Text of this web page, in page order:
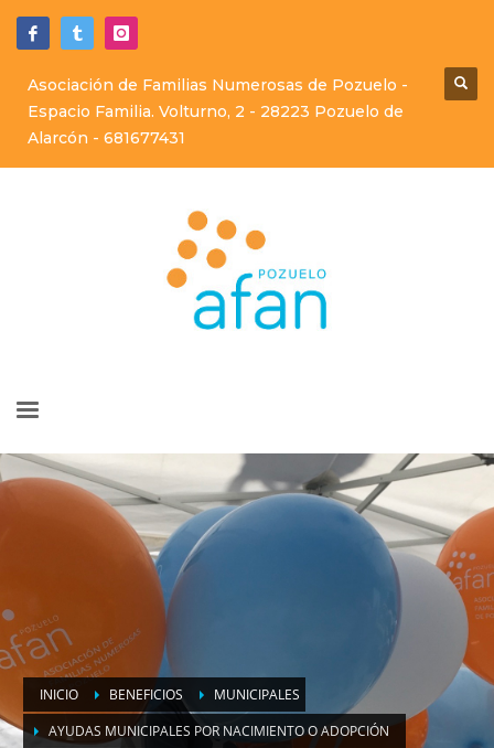
Asociación de Familias Numerosas de Pozuelo -
Espacio Familia. Volturno, 2 - 28223 Pozuelo de
Alarcón - 681677431
INICIO BENEFICIOS
MUNICIPALES
AYUDAS MUNICIPALES POR NACIMIENTO O ADOPCIÓN